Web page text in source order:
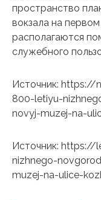
пространство
вокзала на
располагаются
служебного
Источник:
800-letiyu-
novyj-muzej-na-
Источник: https://
nizhnego-
muzej-na-ulice-